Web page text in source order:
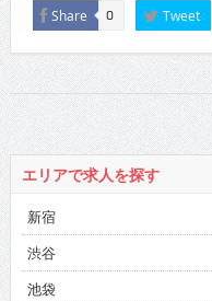
Share 0 Tweet
エリアで求人を探す
新宿
渋谷
池袋